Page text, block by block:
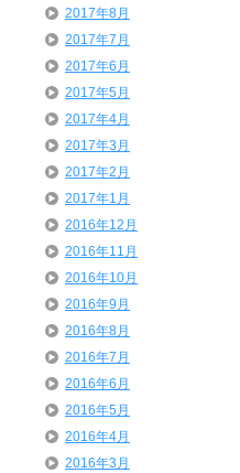
2017年8月
2017年7月
2017年6月
2017年5月
2017年4月
2017年3月
2017年2月
2017年1月
2016年12月
2016年11月
2016年10月
2016年9月
2016年8月
2016年7月
2016年6月
2016年5月
2016年4月
2016年3月